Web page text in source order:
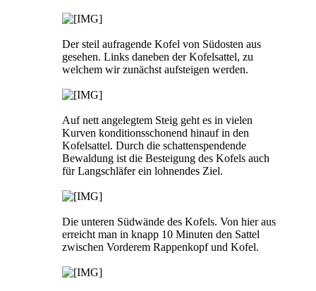
Der steil aufragende Kofel von Südosten aus
gesehen. Links daneben der Kofelsattel, zu
welchem wir zunächst aufsteigen werden.
Auf nett angelegtem Steig geht es in vielen
Kurven konditionsschonend hinauf in den
Kofelsattel. Durch die schattenspendende
Bewaldung ist die Besteigung des Kofels auch
für Langschläfer ein lohnendes Ziel.
Die unteren Südwände des Kofels. Von hier aus
erreicht man in knapp 10 Minuten den Sattel
zwischen Vorderem Rappenkopf und Kofel.